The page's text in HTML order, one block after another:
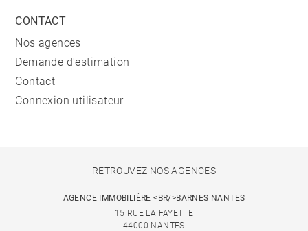
CONTACT
Nos agences
Demande d'estimation
Contact
Connexion utilisateur
RETROUVEZ NOS AGENCES
AGENCE IMMOBILIÈRE <BR/>BARNES NANTES
15 RUE LA FAYETTE
44000 NANTES